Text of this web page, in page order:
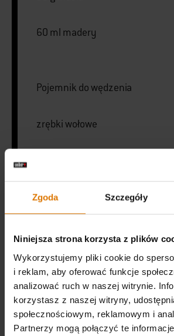
Zgoda Szczegóły
Niniejsza strona korzysta z plików
Wykorzystujemy pliki cookie do
i reklam, aby oferować funkcje
analizować ruch w naszej witrynie.
korzystasz z naszej witryny,
społecznościowym, reklamowym i
Partnerzy mogą połączyć te
60 ml madery
Pojemnik do wędzenia
zrębki wołowe
VYTISKNI
Wyposaż
Zalecane